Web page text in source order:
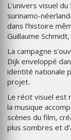
L’univers visuel
surinamo-
dans l’histoire
Guillaume
La campagne
Dijk enveloppé
identité nationale
projet.
Le récit visuel est
la musique
scènes du film,
plus sombres et